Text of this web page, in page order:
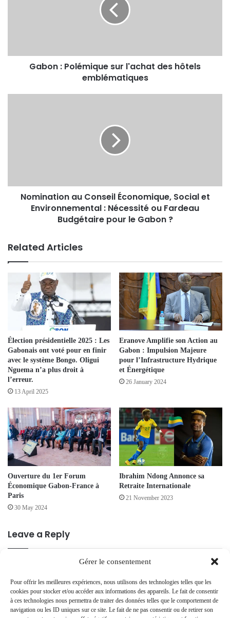
Gérer le consentement
Pour offrir les meilleures expériences, nous utilisons des technologies telles que les
cookies pour stocker et/ou accéder aux informations des appareils. Le fait de consentir
à ces technologies nous permettra de traiter des données telles que le comportement de
navigation ou les ID uniques sur ce site. Le fait de ne pas consentir ou de retirer son
Gabon : Polémique sur l'achat des hôtels
emblématiques
Nomination au Conseil Économique, Social et
Environnemental : Nécessité ou Fardeau
Budgétaire pour le Gabon ?
Related Articles
Élection présidentielle 2025 : Les
Gabonais ont voté pour en finir
avec le système Bongo. Oligui
Nguema n’a plus droit à
l’erreur.
13 April 2025
Eranove Amplifie son Action au
Gabon : Impulsion Majeure
pour l’Infrastructure Hydrique
et Énergétique
26 January 2024
Ouverture du 1er Forum
Économique Gabon-France à
Paris
30 May 2024
Ibrahim Ndong Annonce sa
Retraite Internationale
21 November 2023
Leave a Reply
Your email address will not be published. Required fields are marked
C
o
m